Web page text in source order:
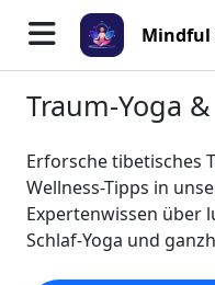
Mindful
Traum-Yoga
Erforsche tibetisches
Wellness-Tipps in
Expertenwissen über
Schlaf-Yoga und